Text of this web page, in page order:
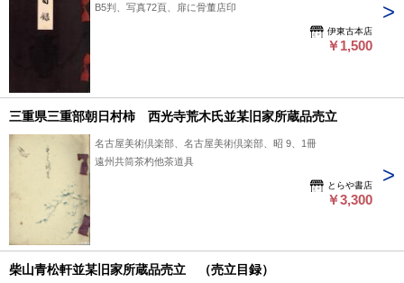
B5判、写真72頁、扉に骨董店印
伊東古本店
￥1,500
三重県三重部朝日村柿 西光寺荒木氏並某旧家所蔵品売立
名古屋美術倶楽部、名古屋美術倶楽部、昭 9、1冊
遠州共筒茶杓他茶道具
とらや書店
￥3,300
柴山青松軒並某旧家所蔵品売立 （売立目録）